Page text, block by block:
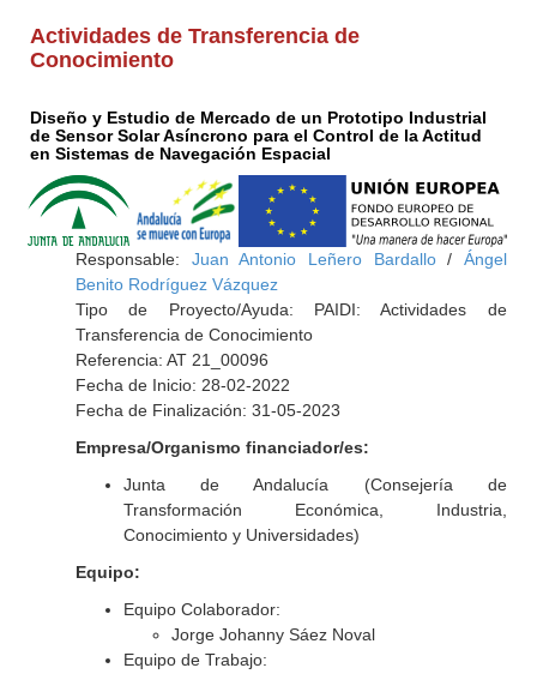
Actividades de Transferencia de
Conocimiento
Diseño y Estudio de Mercado de un Prototipo Industrial
de Sensor Solar Asíncrono para el Control de la Actitud
en Sistemas de Navegación Espacial
Responsable: Juan Antonio Leñero Bardallo/ Ángel
Benito Rodríguez Vázquez
Tipo de Proyecto/Ayuda: PAIDI: Actividades de
Transferencia de Conocimiento
Referencia: AT 21_00096
Fecha de Inicio: 28-02-2022
Fecha de Finalización: 31-05-2023
Empresa/Organismo financiador/es:
Junta de Andalucía (Consejería de
Transformación Económica, Industria,
Conocimiento y Universidades)
Equipo:
Equipo Colaborador:
Jorge Johanny Sáez Noval
Equipo de Trabajo: